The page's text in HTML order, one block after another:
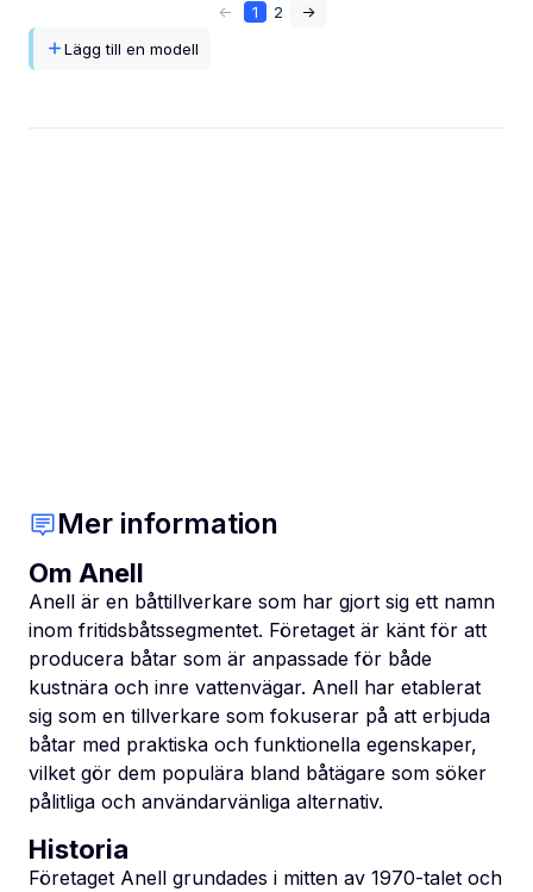
<- 1 2
->
Lägg till en modell
Mer information
Om Anell
Anell är en båttillverkare som har gjort sig ett namn
inom fritidsbåtssegmentet. Företaget är känt för att
producera båtar som är anpassade för både
kustnära och inre vattenvägar. Anell har etablerat
sig som en tillverkare som fokuserar på att erbjuda
båtar med praktiska och funktionella egenskaper,
vilket gör dem populära bland båtägare som söker
pålitliga och användarvänliga alternativ.
Historia
Företaget Anell grundades i mitten av 1970-talet och